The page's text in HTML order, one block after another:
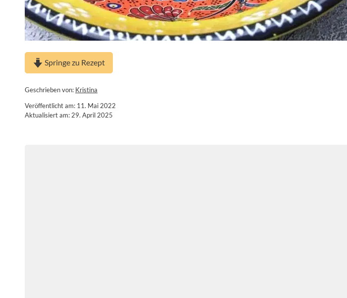
Springe zu Rezept
Geschrieben von: Kristina
Veröffentlicht am: 11. Mai 2022
Aktualisiert am: 29. April 2025